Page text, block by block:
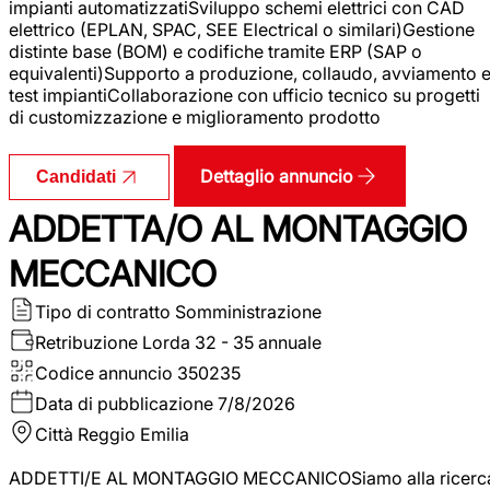
impianti automatizzatiSviluppo schemi elettrici con CAD
elettrico (EPLAN, SPAC, SEE Electrical o similari)Gestione
distinte base (BOM) e codifiche tramite ERP (SAP o
equivalenti)Supporto a produzione, collaudo, avviamento e
test impiantiCollaborazione con ufficio tecnico su progetti
di customizzazione e miglioramento prodotto
Candidati Dettaglio annuncio
ADDETTA/O AL MONTAGGIO
MECCANICO
Tipo di contratto Somministrazione
Retribuzione Lorda 32 - 35 annuale
Codice annuncio 350235
Data di pubblicazione 7/8/2026
Città Reggio Emilia
ADDETTI/E AL MONTAGGIO MECCANICOSiamo alla